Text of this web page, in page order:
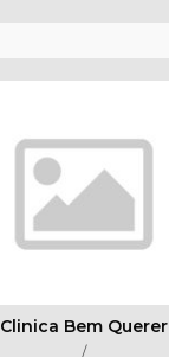
Clinica Bem Querer
/